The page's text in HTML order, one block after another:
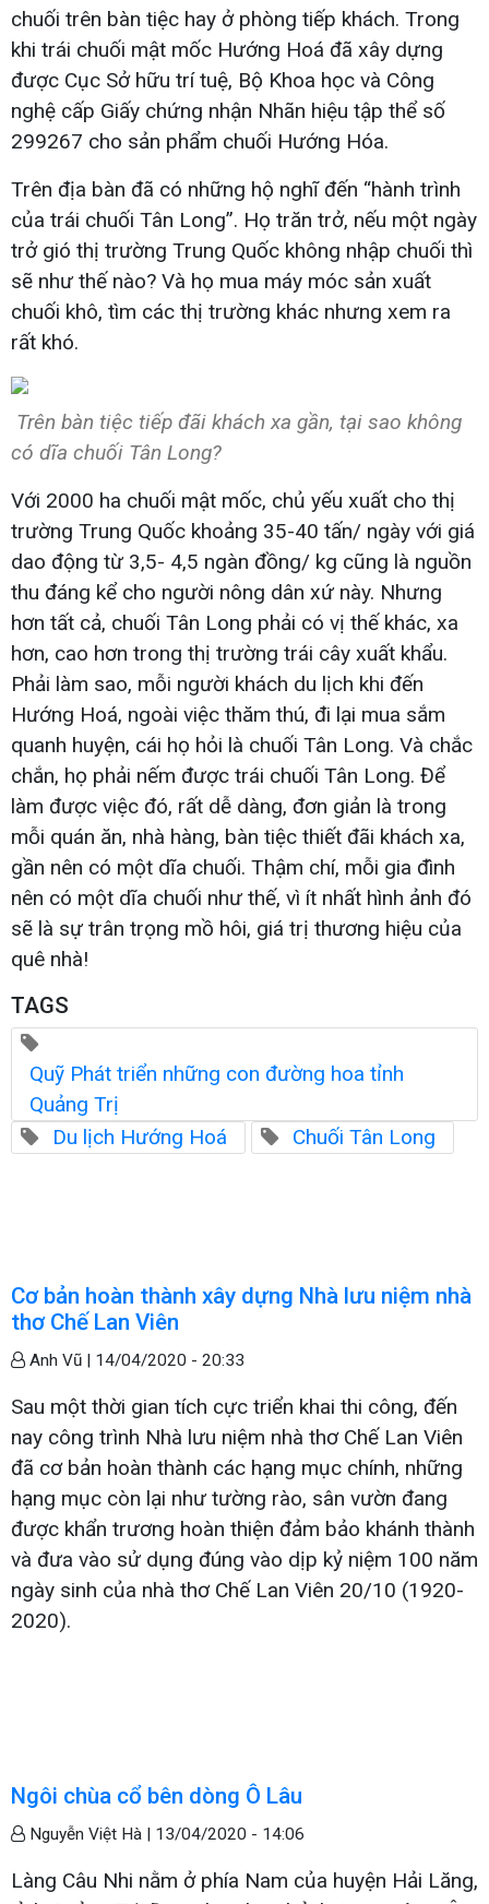
chuối trên bàn tiệc hay ở phòng tiếp khách. Trong
khi trái chuối mật mốc Hướng Hoá đã xây dựng
được Cục Sở hữu trí tuệ, Bộ Khoa học và Công
nghệ cấp Giấy chứng nhận Nhãn hiệu tập thể số
299267 cho sản phẩm chuối Hướng Hóa.
Trên địa bàn đã có những hộ nghĩ đến “hành trình
của trái chuối Tân Long”. Họ trăn trở, nếu một ngày
trở gió thị trường Trung Quốc không nhập chuối thì
sẽ như thế nào? Và họ mua máy móc sản xuất
chuối khô, tìm các thị trường khác nhưng xem ra
rất khó.
Trên bàn tiệc tiếp đãi khách xa gần, tại sao không
có dĩa chuối Tân Long?
Với 2000 ha chuối mật mốc, chủ yếu xuất cho thị
trường Trung Quốc khoảng 35-40 tấn/ ngày với giá
dao động từ 3,5- 4,5 ngàn đồng/ kg cũng là nguồn
thu đáng kể cho người nông dân xứ này. Nhưng
hơn tất cả, chuối Tân Long phải có vị thế khác, xa
hơn, cao hơn trong thị trường trái cây xuất khẩu.
Phải làm sao, mỗi người khách du lịch khi đến
Hướng Hoá, ngoài việc thăm thú, đi lại mua sắm
quanh huyện, cái họ hỏi là chuối Tân Long. Và chắc
chắn, họ phải nếm được trái chuối Tân Long. Để
làm được việc đó, rất dễ dàng, đơn giản là trong
mỗi quán ăn, nhà hàng, bàn tiệc thiết đãi khách xa,
gần nên có một dĩa chuối. Thậm chí, mỗi gia đình
nên có một dĩa chuối như thế, vì ít nhất hình ảnh đó
sẽ là sự trân trọng mồ hôi, giá trị thương hiệu của
quê nhà!
TAGS
Quỹ Phát triển những con đường hoa tỉnh
Quảng Trị
Du lịch Hướng Hoá
Chuối Tân Long
Cơ bản hoàn thành xây dựng Nhà lưu niệm nhà
thơ Chế Lan Viên
Anh Vũ | 14/04/2020 - 20:33
Sau một thời gian tích cực triển khai thi công, đến
nay công trình Nhà lưu niệm nhà thơ Chế Lan Viên
đã cơ bản hoàn thành các hạng mục chính, những
hạng mục còn lại như tường rào, sân vườn đang
được khẩn trương hoàn thiện đảm bảo khánh thành
và đưa vào sử dụng đúng vào dịp kỷ niệm 100 năm
ngày sinh của nhà thơ Chế Lan Viên 20/10 (1920-
2020).
Ngôi chùa cổ bên dòng Ô Lâu
Nguyễn Việt Hà | 13/04/2020 - 14:06
Làng Câu Nhi nằm ở phía Nam của huyện Hải Lăng,